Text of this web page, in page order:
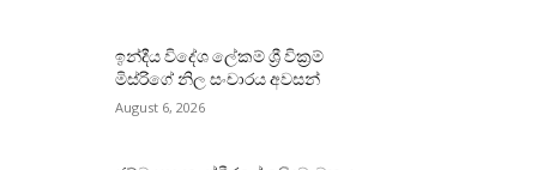
ඉන්දීය විදේශ ලේකම් ශ්‍රී වික්‍රම්
මිස්රිගේ නිල සංචාරය අවසන්
August 6, 2026